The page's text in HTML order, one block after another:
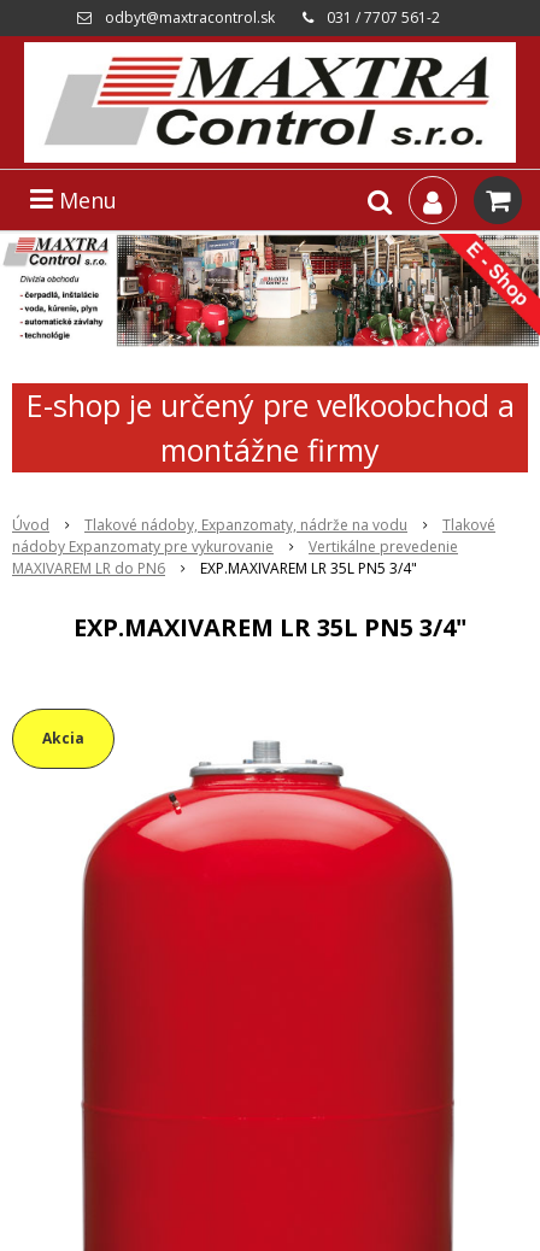
odbyt@maxtracontrol.sk 031 / 7707 561-2
Menu
E-shop je určený pre veľkoobchod a
montážne firmy
Úvod Tlakové nádoby, Expanzomaty, nádrže na vodu
Tlakové
nádoby Expanzomaty pre vykurovanie
Vertikálne prevedenie
MAXIVAREM LR do PN6
EXP.MAXIVAREM LR 35L PN5 3/4"
EXP.MAXIVAREM LR 35L PN5 3/4"
Akcia